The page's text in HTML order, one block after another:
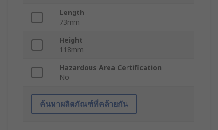
Length
73mm
Height
118mm
Hazardous Area Certification
No
ค้นหาผลิตภัณฑ์ที่คล้ายกัน